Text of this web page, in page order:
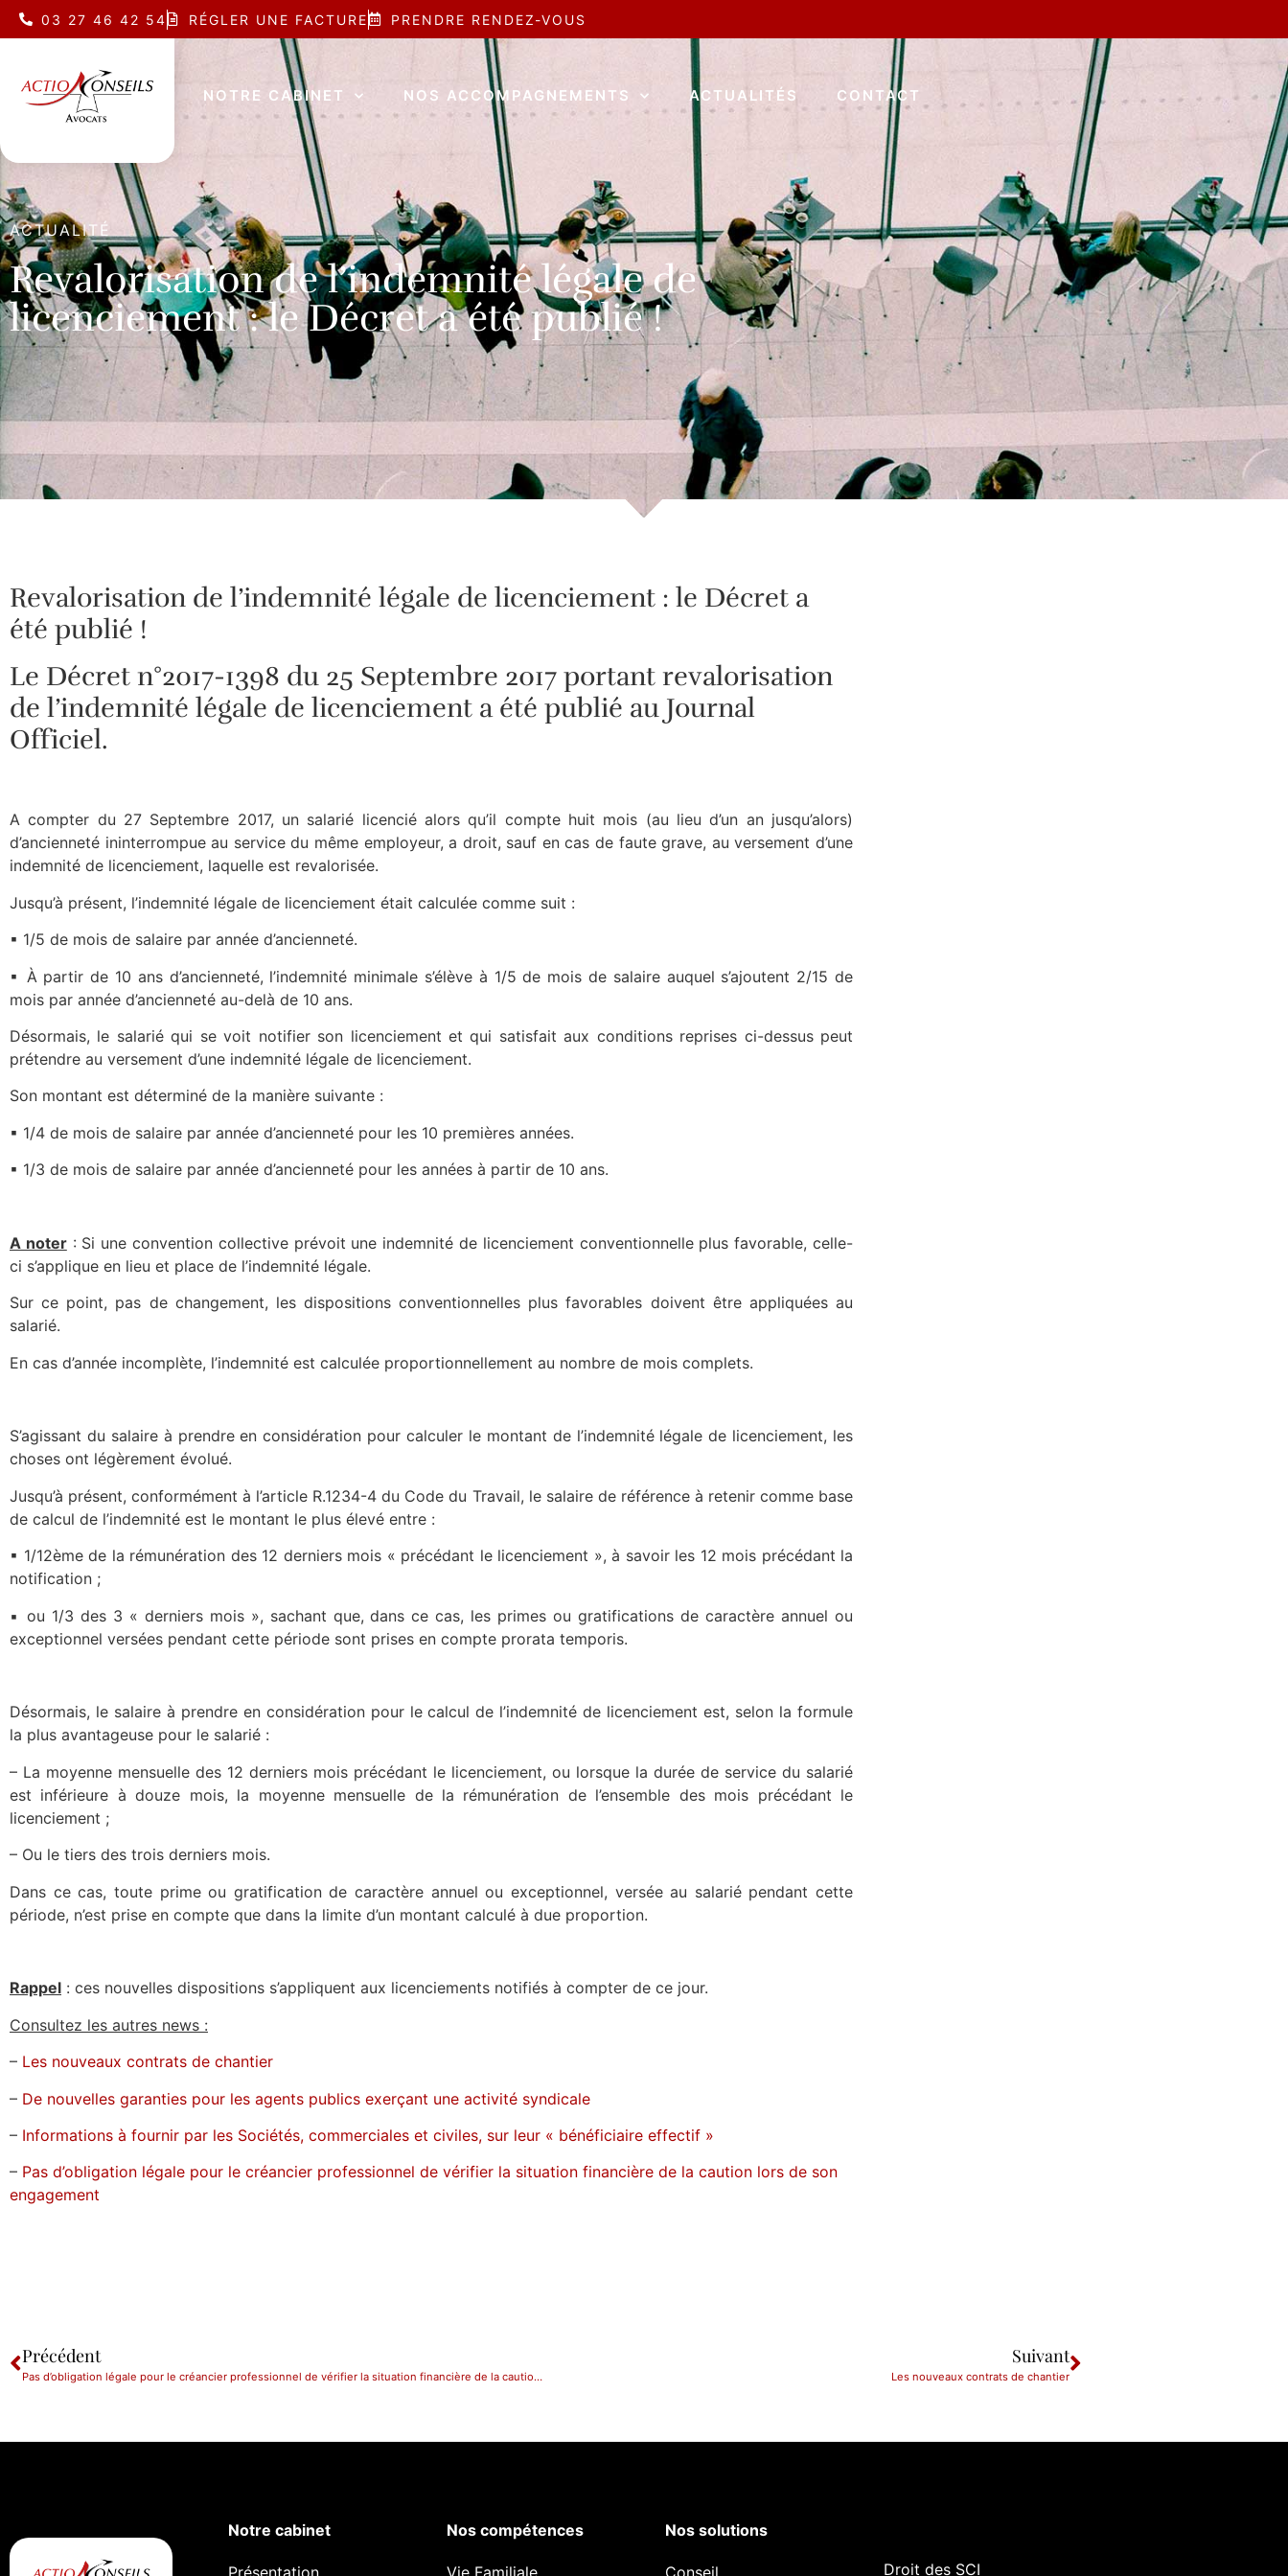
03 27 46 42 54 RÉGLER UNE FACTURE PRENDRE RENDEZ-VOUS
NOTRE CABINET NOS ACCOMPAGNEMENTS ACTUALITÉS CONTACT
ACTUALITÉ
Revalorisation de l’indemnité légale de
licenciement : le Décret a été publié !
Revalorisation de l’indemnité légale de licenciement : le Décret a
été publié !
Le Décret n°2017-1398 du 25 Septembre 2017 portant revalorisation
de l’indemnité légale de licenciement a été publié au Journal
Officiel.
A compter du 27 Septembre 2017, un salarié licencié alors qu’il compte huit mois (au lieu d’un an jusqu’alors)
d’ancienneté ininterrompue au service du même employeur, a droit, sauf en cas de faute grave, au versement d’une
indemnité de licenciement, laquelle est revalorisée.
Jusqu’à présent, l’indemnité légale de licenciement était calculée comme suit :
▪ 1/5 de mois de salaire par année d’ancienneté.
▪ À partir de 10 ans d’ancienneté, l’indemnité minimale s’élève à 1/5 de mois de salaire auquel s’ajoutent 2/15 de
mois par année d’ancienneté au-delà de 10 ans.
Désormais, le salarié qui se voit notifier son licenciement et qui satisfait aux conditions reprises ci-dessus peut
prétendre au versement d’une indemnité légale de licenciement.
Son montant est déterminé de la manière suivante :
▪ 1/4 de mois de salaire par année d’ancienneté pour les 10 premières années.
▪ 1/3 de mois de salaire par année d’ancienneté pour les années à partir de 10 ans.
A noter: Si une convention collective prévoit une indemnité de licenciement conventionnelle plus favorable, celle-
ci s’applique en lieu et place de l’indemnité légale.
Sur ce point, pas de changement, les dispositions conventionnelles plus favorables doivent être appliquées au
salarié.
En cas d’année incomplète, l’indemnité est calculée proportionnellement au nombre de mois complets.
S’agissant du salaire à prendre en considération pour calculer le montant de l’indemnité légale de licenciement, les
choses ont légèrement évolué.
Jusqu’à présent, conformément à l’article R.1234-4 du Code du Travail, le salaire de référence à retenir comme base
de calcul de l’indemnité est le montant le plus élevé entre :
▪ 1/12ème de la rémunération des 12 derniers mois « précédant le licenciement », à savoir les 12 mois précédant la
notification ;
▪ ou 1/3 des 3 « derniers mois », sachant que, dans ce cas, les primes ou gratifications de caractère annuel ou
exceptionnel versées pendant cette période sont prises en compte prorata temporis.
Désormais, le salaire à prendre en considération pour le calcul de l’indemnité de licenciement est, selon la formule
la plus avantageuse pour le salarié :
– La moyenne mensuelle des 12 derniers mois précédant le licenciement, ou lorsque la durée de service du salarié
est inférieure à douze mois, la moyenne mensuelle de la rémunération de l’ensemble des mois précédant le
licenciement ;
– Ou le tiers des trois derniers mois.
Dans ce cas, toute prime ou gratification de caractère annuel ou exceptionnel, versée au salarié pendant cette
période, n’est prise en compte que dans la limite d’un montant calculé à due proportion.
Rappel : ces nouvelles dispositions s’appliquent aux licenciements notifiés à compter de ce jour.
Consultez les autres news :
– Les nouveaux contrats de chantier
– De nouvelles garanties pour les agents publics exerçant une activité syndicale
– Informations à fournir par les Sociétés, commerciales et civiles, sur leur « bénéficiaire effectif »
– Pas d’obligation légale pour le créancier professionnel de vérifier la situation financière de la caution lors de son
engagement
Précédent
Pas d’obligation légale pour le créancier professionnel de vérifier la situation financière de la caution lors de son engagement
Suivant
Les nouveaux contrats de chantier
Notre cabinet Nos compétences Nos solutions
Droit des SCI